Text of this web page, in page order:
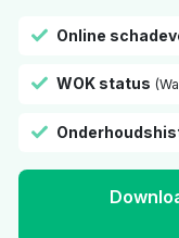
Online
WOK status